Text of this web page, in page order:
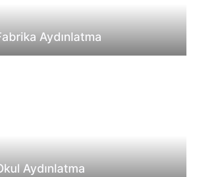
Aydınlatma
Aydınlatma